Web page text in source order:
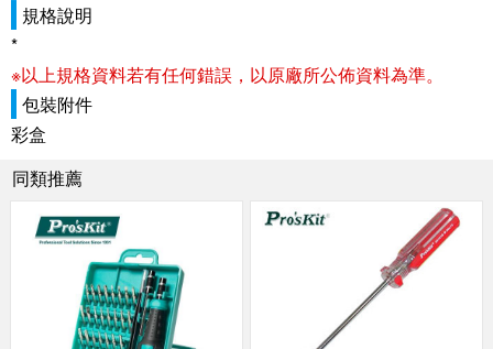
規格說明
*
※以上規格資料若有任何錯誤，以原廠所公佈資料為準。
包裝附件
彩盒
同類推薦